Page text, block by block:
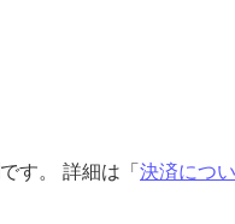
です。 詳細は「 決済につ